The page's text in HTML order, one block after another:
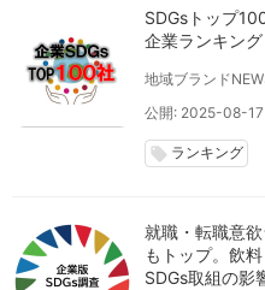
SDGsトップ
企業ランキン
地域ブランド
公開: 2025-08-17
local_offer ランキング
就職・転職意
もトップ。飲
SDGs取組の影